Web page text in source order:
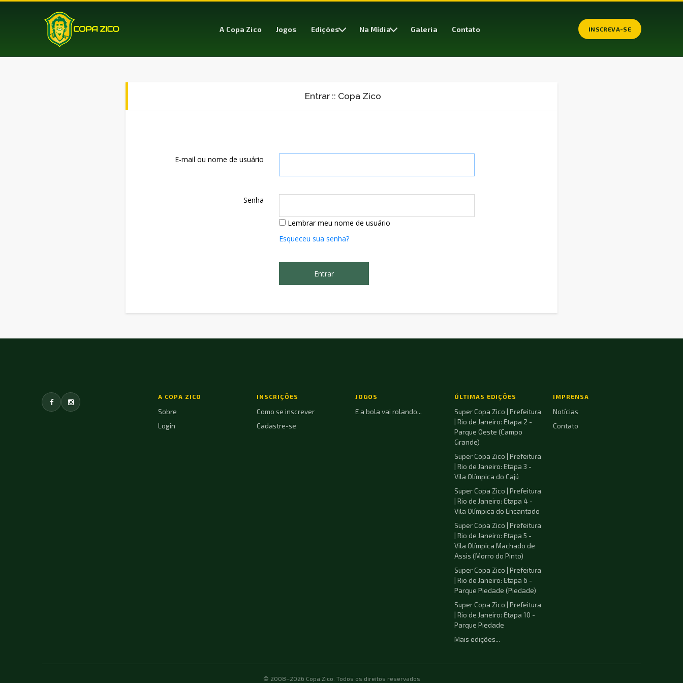
A Copa Zico Jogos Edições Na Mídia Galeria Contato INSCREVA-SE
Entrar :: Copa Zico
E-mail ou nome de usuário
Senha
Lembrar meu nome de usuário
Esqueceu sua senha?
A COPA ZICO
Sobre
Login
INSCRIÇÕES
Como se inscrever
Cadastre-se
JOGOS
E a bola vai rolando...
ÚLTIMAS EDIÇÕES
Super Copa Zico | Prefeitura
| Rio de Janeiro: Etapa 2 -
Parque Oeste (Campo
Grande)
Super Copa Zico | Prefeitura
| Rio de Janeiro: Etapa 3 -
Vila Olímpica do Cajú
Super Copa Zico | Prefeitura
| Rio de Janeiro: Etapa 4 -
Vila Olímpica do Encantado
Super Copa Zico | Prefeitura
| Rio de Janeiro: Etapa 5 -
Vila Olímpica Machado de
Assis (Morro do Pinto)
Super Copa Zico | Prefeitura
| Rio de Janeiro: Etapa 6 -
Parque Piedade (Piedade)
Super Copa Zico | Prefeitura
| Rio de Janeiro: Etapa 10 -
Parque Piedade
Mais edições...
IMPRENSA
Notícias
Contato
© 2008–2026 Copa Zico. Todos os direitos reservados